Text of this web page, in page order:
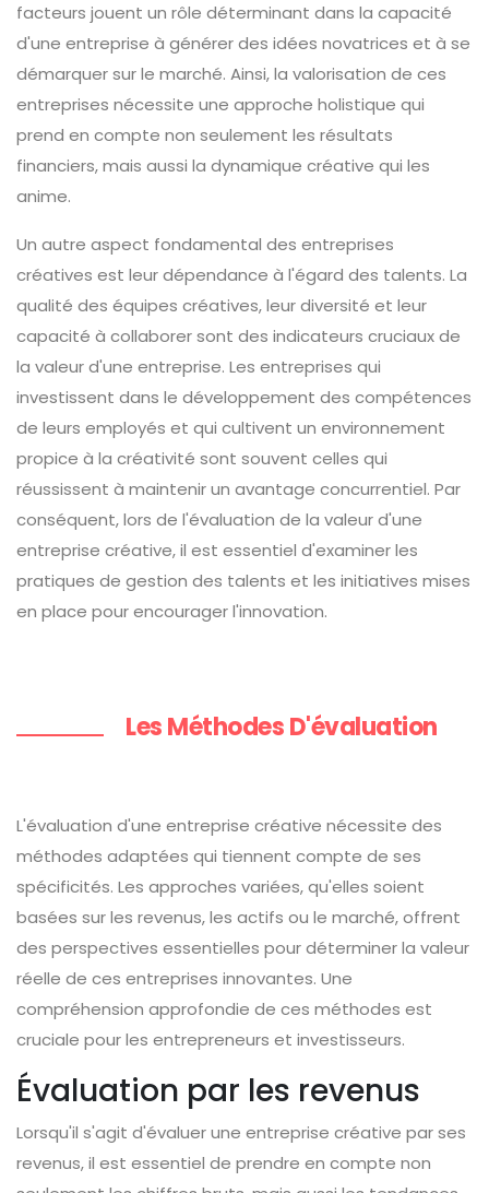
facteurs jouent un rôle déterminant dans la capacité
d'une entreprise à générer des idées novatrices et à se
démarquer sur le marché. Ainsi, la valorisation de ces
entreprises nécessite une approche holistique qui
prend en compte non seulement les résultats
financiers, mais aussi la dynamique créative qui les
anime.
Un autre aspect fondamental des entreprises
créatives est leur dépendance à l'égard des talents. La
qualité des équipes créatives, leur diversité et leur
capacité à collaborer sont des indicateurs cruciaux de
la valeur d'une entreprise. Les entreprises qui
investissent dans le développement des compétences
de leurs employés et qui cultivent un environnement
propice à la créativité sont souvent celles qui
réussissent à maintenir un avantage concurrentiel. Par
conséquent, lors de l'évaluation de la valeur d'une
entreprise créative, il est essentiel d'examiner les
pratiques de gestion des talents et les initiatives mises
en place pour encourager l'innovation.
Les Méthodes D'évaluation
L'évaluation d'une entreprise créative nécessite des
méthodes adaptées qui tiennent compte de ses
spécificités. Les approches variées, qu'elles soient
basées sur les revenus, les actifs ou le marché, offrent
des perspectives essentielles pour déterminer la valeur
réelle de ces entreprises innovantes. Une
compréhension approfondie de ces méthodes est
cruciale pour les entrepreneurs et investisseurs.
Évaluation par les revenus
Lorsqu'il s'agit d'évaluer une entreprise créative par ses
revenus, il est essentiel de prendre en compte non